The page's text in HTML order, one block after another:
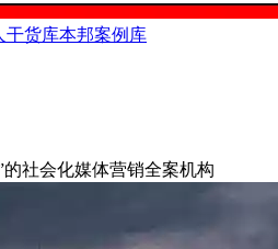
干货库本邦案例库
社会化媒体营销全案机构